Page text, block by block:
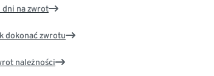
dni na zwrot
dokonać zwrotu
należności